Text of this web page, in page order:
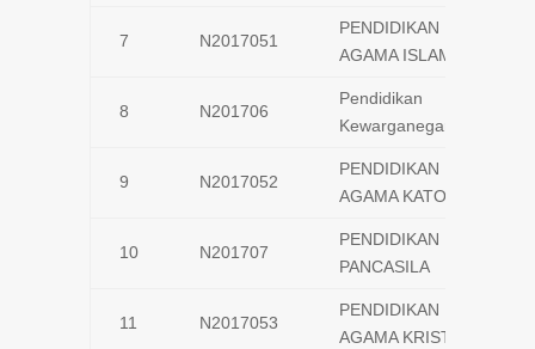
7 N2017051
PENDIDIKAN
AGAMA ISLAM
8 N201706
Pendidikan
Kewarganegaraan
9 N2017052
PENDIDIKAN
AGAMA KATOLIK
10 N201707
PENDIDIKAN
PANCASILA
11 N2017053
PENDIDIKAN
AGAMA KRISTEN